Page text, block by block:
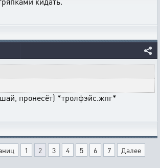
пронесёт) *тролфэйс.жпг*
1 2 3 4 5 6 7 Далее